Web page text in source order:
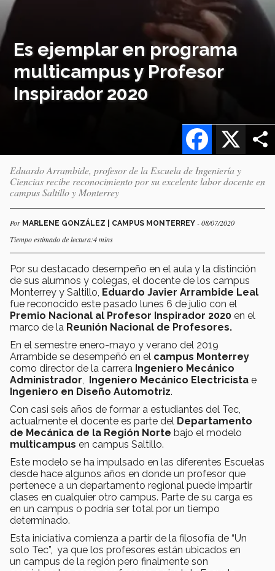
Es ejemplar en programa
multicampus y Profesor
Inspirador 2020
X
Facebook
Eduardo Arrambide, profesor de la Escuela de Ingeniería y
Ciencias recibe reconocimiento por su excelente labor docente en
campus Saltillo y Monterrey
Por MARLENE GONZÁLEZ | CAMPUS MONTERREY - 08/07/2020
Tiempo estimado de lectura:4 mins
Por su destacado desempeño en el aula y la distinción
de sus alumnos y colegas, el docente de los campus
Monterrey y Saltillo, Eduardo Javier Arrambide Leal
fue reconocido este pasado lunes 6 de julio con el
Premio Nacional al Profesor Inspirador 2020 en el
marco de la Reunión Nacional de Profesores.
En el semestre enero-mayo y verano del 2019
Arrambide se desempeñó en el campus Monterrey
como director de la carrera Ingeniero Mecánico
Administrador
Ingeniero Mecánico Electricista e
Ingeniero en Diseño Automotriz.
Con casi seis años de formar a estudiantes del Tec,
actualmente el docente es parte del Departamento
de Mecánica de la Región Norte bajo el modelo
multicampus en campus Saltillo.
Este modelo se ha impulsado en las diferentes Escuelas
desde hace algunos años en donde un profesor que
pertenece a un departamento regional puede impartir
clases en cualquier otro campus. Parte de su carga es
en un campus o podría ser total por un tiempo
determinado.
Esta iniciativa comienza a partir de la filosofía de “Un
solo Tec”, ya que los profesores están ubicados en
un campus de la región pero finalmente son